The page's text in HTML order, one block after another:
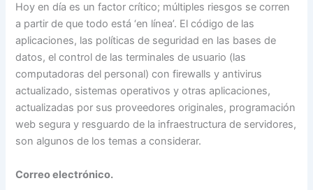
Hoy en día es un factor crítico; múltiples riesgos se corren
a partir de que todo está ‘en línea’. El código de las
aplicaciones, las políticas de seguridad en las bases de
datos, el control de las terminales de usuario (las
computadoras del personal) con firewalls y antivirus
actualizado, sistemas operativos y otras aplicaciones,
actualizadas por sus proveedores originales, programación
web segura y resguardo de la infraestructura de servidores,
son algunos de los temas a considerar.
Correo electrónico.